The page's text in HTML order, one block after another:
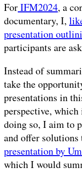
ForIFM2024, a
documentary, I,
presentation
participants are
Instead of
take the
presentations in
perspective,
doing so, I aim to
and offer
presentation by
which I would